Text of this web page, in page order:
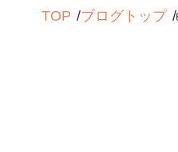
TOP ブログトップ